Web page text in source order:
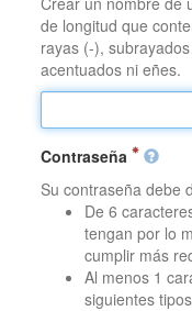
de longitud que
rayas (-),
acentuados ni eñes.
Contraseña
Su contraseña debe
De 6
tengan por lo
cumplir más
Al menos 1
siguientes